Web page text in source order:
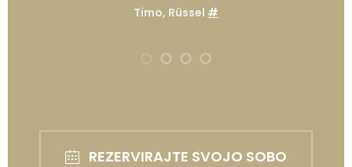
Timo, Rüssel #
REZERVIRAJTE SVOJO SOBO